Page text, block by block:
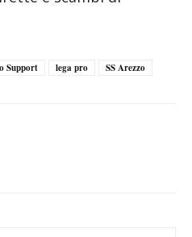
Support lega pro SS Arezzo